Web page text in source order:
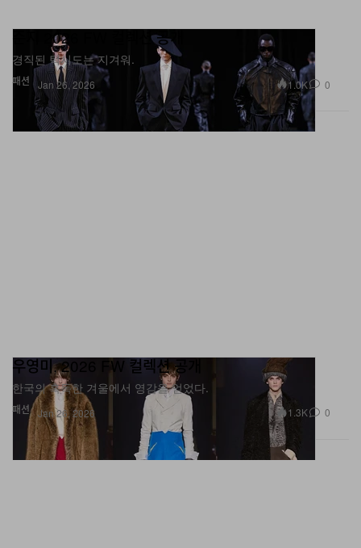
패션
준지 2026 FW 컬렉션 공개
경직된 턱시도는 지겨워.
Jan 26, 2026 1.0K 0
패션
우영미, 2026 FW 컬렉션 공개
한국의 혹독한 겨울에서 영감을 얻었다.
Jan 26, 2026 1.3K 0